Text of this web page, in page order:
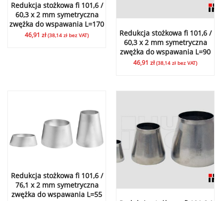
Redukcja stożkowa fi 101,6 /
60,3 x 2 mm symetryczna
zwężka do wspawania L=170
46,91 zł (38,14 zł bez VAT)
Redukcja stożkowa fi 101,6 /
60,3 x 2 mm symetryczna
zwężka do wspawania L=90
46,91 zł (38,14 zł bez VAT)
Redukcja stożkowa fi 101,6 /
76,1 x 2 mm symetryczna
zwężka do wspawania L=55